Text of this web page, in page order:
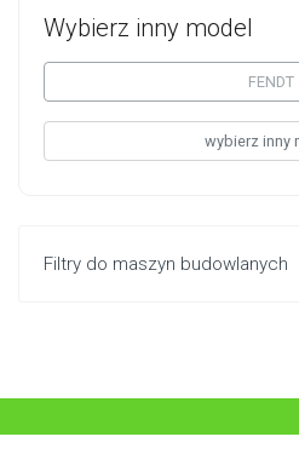
Wybierz inny model
FENDT
wybierz inny
Filtry do maszyn budowlanych